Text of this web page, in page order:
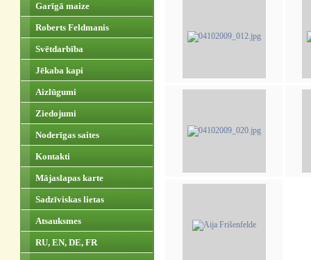
Garīgā maize
Roberts Feldmanis
Svētdarbība
Jēkaba kapi
Aizlūgumi
Ziedojumi
Noderīgas saites
Kontakti
Mājaslapas karte
Sadzīviskas lietas
Atsauksmes
RU, EN, DE, FR